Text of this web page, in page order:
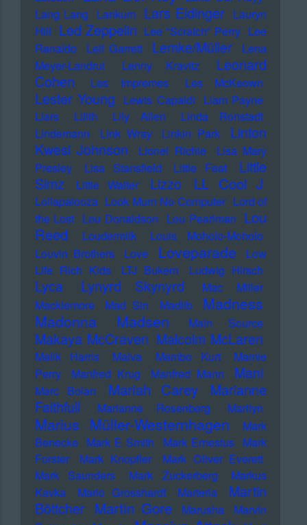
Lang Lang Lankum Lars Eidinger Lauryn
Hill Led Zeppelin Lee "Scratch" Perry Lee
Ranaldo
Leif Garrett Lemke/Müller
Lena
Meyer-Landrut
Lenny Kravitz
Leonard
Cohen
Les Impremes Les McKeown
Lester Young Lewis Capaldi Liam Payne
Liars
Lilith Lily Allen
Linda Ronstadt
Lindemann
Link Wray Linkin Park
Linton
Kwesi Johnson
Lionel Richie
Lisa Mary
Presley
Lisa Stansfield Little Feat
Little
Simz
Little Walter Lizzo LL Cool J
Lollapalooza Look Mum No Computer Lord of
the Lost Lou Donaldson Lou Pearlman Lou
Reed
Loudermilk
Louis Moholo-Moholo
Louvin Brothers
Love Loveparade
Low
Life Rich Kids
LTJ Bukem Ludwig Hirsch
Lyca Lynyrd Skynyrd
Mac Miller
Macklemore
Mad Sin Madlib
Madness
Madonna
Madsen Main Source
Makaya McCraven Malcolm McLaren
Malik Harris Malva Mambo Kurt
Mamie
Perry
Manfred Krug Manfred Mann Mani
Marc Bolan Mariah Carey
Marianne
Faithfull
Marianne Rosenberg Marilyn
Marius Müller-Westernhagen
Mark
Benecke Mark E Smith Mark Ernestus Mark
Forster
Mark Knopfler
Mark Oliver Everett
Mark Saunders
Mark Zuckerberg
Markus
Kavka
Marlo Grosshardt Marteria
Martin
Böttcher Martin Gore Marusha
Marvin